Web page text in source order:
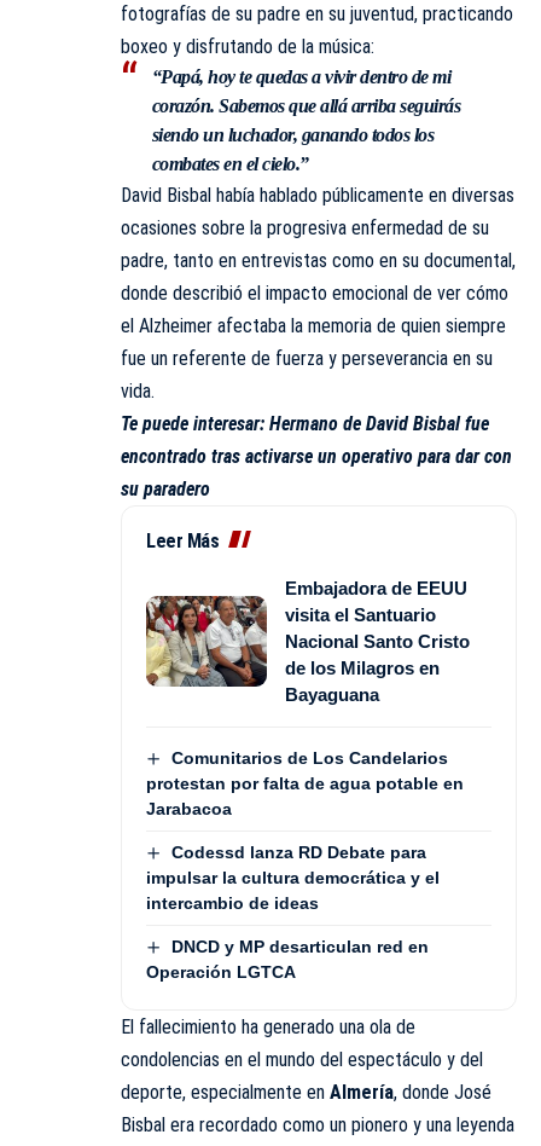
fotografías de su padre en su juventud, practicando
boxeo y disfrutando de la música:
“Papá, hoy te quedas a vivir dentro de mi
corazón. Sabemos que allá arriba seguirás
siendo un luchador, ganando todos los
combates en el cielo.”
David Bisbal había hablado públicamente en diversas
ocasiones sobre la progresiva enfermedad de su
padre, tanto en entrevistas como en su documental,
donde describió el impacto emocional de ver cómo
el Alzheimer afectaba la memoria de quien siempre
fue un referente de fuerza y perseverancia en su
vida.
Te puede interesar: Hermano de David Bisbal fue
encontrado tras activarse un operativo para dar con
su paradero
Leer Más
Embajadora de EEUU
visita el Santuario
Nacional Santo Cristo
de los Milagros en
Bayaguana
Comunitarios de Los Candelarios
protestan por falta de agua potable en
Jarabacoa
Codessd lanza RD Debate para
impulsar la cultura democrática y el
intercambio de ideas
DNCD y MP desarticulan red en
Operación LGTCA
El fallecimiento ha generado una ola de
condolencias en el mundo del espectáculo y del
deporte, especialmente en Almería, donde José
Bisbal era recordado como un pionero y una leyenda